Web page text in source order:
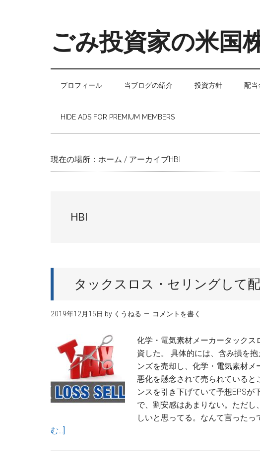
ごみ投資家の米国
プロフィール 当ブログの紹介 投資方針 配当
HIDE ADS FOR PREMIUM MEMBERS
現在の場所： ホーム / アーカイブHBI
HBI
タックスロス・セリングして
2019年12月15日 by くうねる コメントを書く
化学・電気素材メーカータック
資した。 具体的には、含み損を
ンズを売却し、化学・電気素材
悪化を懸念されて売られている
ンスを引き下げていて予想EPSが
で、割安感はあまりない。ただ
しいと思ってる。なんて言った
む...]